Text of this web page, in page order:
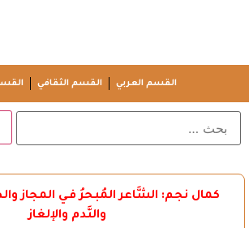
القسم العربي القسم الثقافي
كمال نجم: الشَّاعر المُبحرُ فـي المجاز
والنَّدم والإلغاز